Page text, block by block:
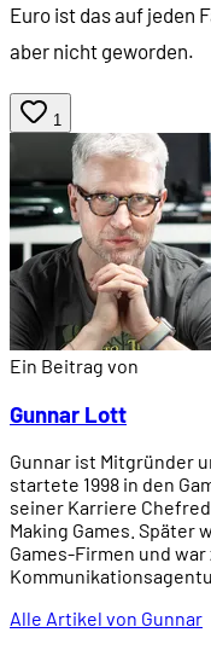
Euro ist das auf jeden
aber nicht geworden.
1
Ein Beitrag von
Gunnar Lott
Gunnar ist Mitgründer
startete 1998 in den
seiner Karriere
Making Games. Später
Games-Firmen und
Alle Artikel von Gunnar